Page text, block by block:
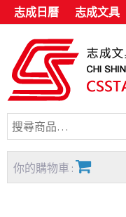
志成日曆 志成文具
你的購物車 :